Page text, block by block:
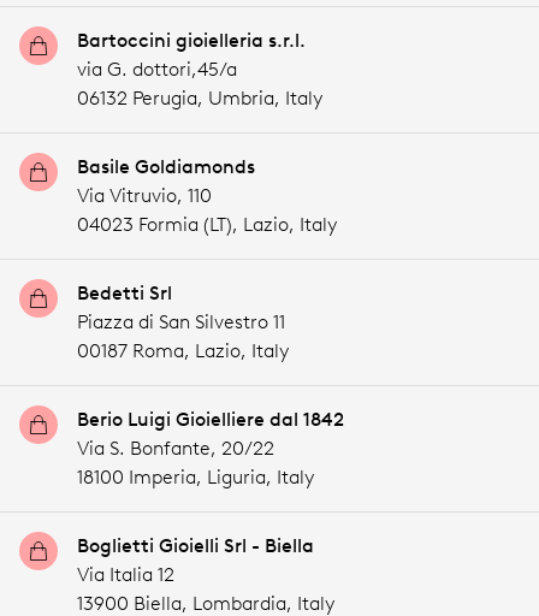
Bartoccini gioielleria s.r.l.
via G. dottori,45/a
06132 Perugia, Umbria, Italy
Basile Goldiamonds
Via Vitruvio, 110
04023 Formia (LT), Lazio, Italy
Bedetti Srl
Piazza di San Silvestro 11
00187 Roma, Lazio, Italy
Berio Luigi Gioielliere dal 1842
Via S. Bonfante, 20/22
18100 Imperia, Liguria, Italy
Boglietti Gioielli Srl - Biella
Via Italia 12
13900 Biella, Lombardia, Italy